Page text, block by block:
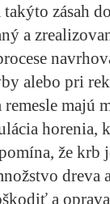
zásah
a
alebo pri
majú
horenia,
že
dreva
a